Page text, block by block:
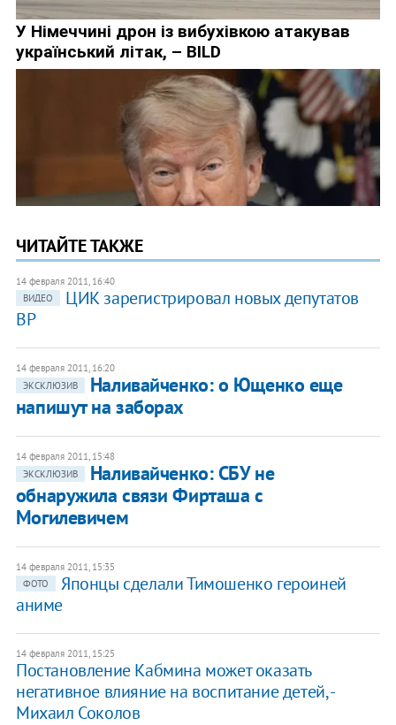
ЧИТАЙТЕ ТАКЖЕ
14 февраля 2011, 16:40
ВИДЕО
ЦИК зарегистрировал новых депутатов
ВР
14 февраля 2011, 16:20
ЭКСКЛЮЗИВ
Наливайченко: о Ющенко еще
напишут на заборах
14 февраля 2011, 15:48
ЭКСКЛЮЗИВ
Наливайченко: СБУ не
обнаружила связи Фирташа с
Могилевичем
14 февраля 2011, 15:35
ФОТО
Японцы сделали Тимошенко героиней
аниме
14 февраля 2011, 15:25
Постановление Кабмина может оказать
негативное влияние на воспитание детей, -
Михаил Соколов